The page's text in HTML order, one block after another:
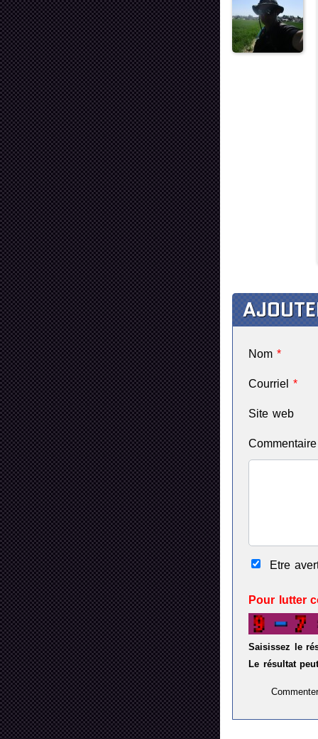
Nom *
Courriel *
Site web
Etre
Pour lutter
Saisissez le
Le résultat